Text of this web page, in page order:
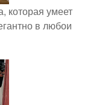
которая умеет
в любои